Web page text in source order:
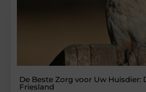
De Beste Zorg voor Uw Huisdier:
Friesland